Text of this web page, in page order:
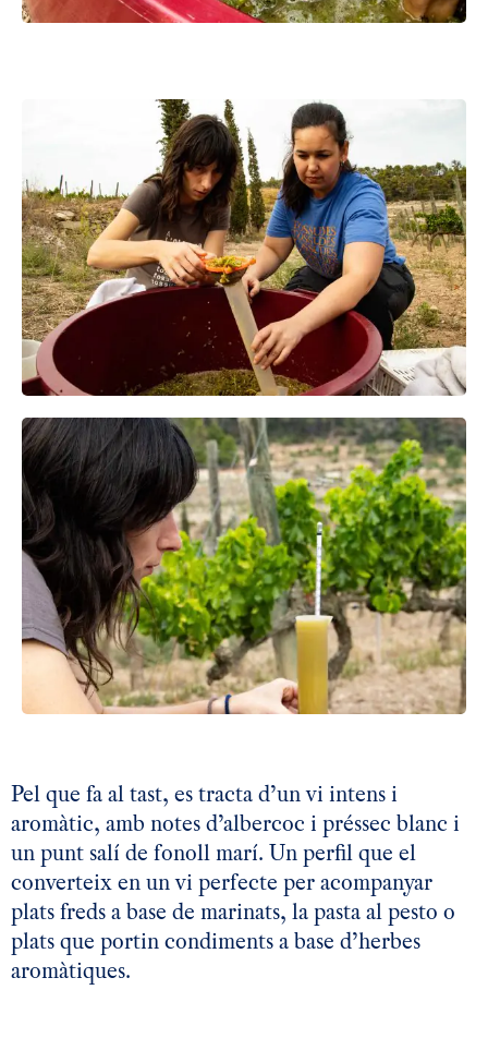
Pel que fa al tast, es tracta d’un vi intens i
aromàtic, amb notes d’albercoc i préssec blanc i
un punt salí de fonoll marí. Un perfil que el
converteix en un vi perfecte per acompanyar
plats freds a base de marinats, la pasta al pesto o
plats que portin condiments a base d’herbes
aromàtiques.